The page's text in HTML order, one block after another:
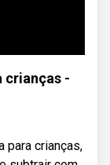
crianças -
para crianças,